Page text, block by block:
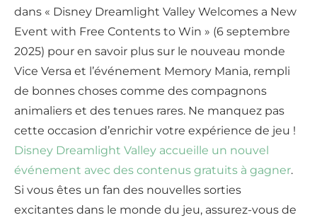
dans « Disney Dreamlight Valley Welcomes a New
Event with Free Contents to Win » (6 septembre
2025) pour en savoir plus sur le nouveau monde
Vice Versa et l’événement Memory Mania, rempli
de bonnes choses comme des compagnons
animaliers et des tenues rares. Ne manquez pas
cette occasion d’enrichir votre expérience de jeu !
Disney Dreamlight Valley accueille un nouvel
événement avec des contenus gratuits à gagner.
Si vous êtes un fan des nouvelles sorties
excitantes dans le monde du jeu, assurez-vous de